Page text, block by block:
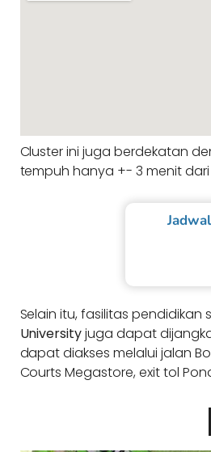
Cluster ini juga berdekatan
tempuh hanya +- 3 menit dari
Selain itu, fasilitas pendidikan
Universityjuga dapat
dapat diakses melalui jalan
Courts Megastore, exit tol